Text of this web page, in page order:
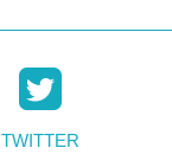
TWITTER